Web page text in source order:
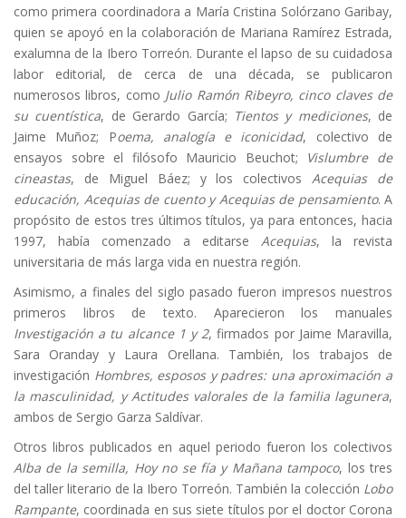
como primera coordinadora a María Cristina Solórzano Garibay,
quien se apoyó en la colaboración de Mariana Ramírez Estrada,
exalumna de la Ibero Torreón. Durante el lapso de su cuidadosa
labor editorial, de cerca de una década, se publicaron
numerosos libros, como Julio Ramón Ribeyro, cinco claves de
su cuentística, de Gerardo García; Tientos y mediciones, de
Jaime Muñoz; Poema, analogía e iconicidad, colectivo de
ensayos sobre el filósofo Mauricio Beuchot; Vislumbre de
cineastas, de Miguel Báez; y los colectivosAcequias de
educación, Acequias de cuento y Acequias de pensamiento. A
propósito de estos tres últimos títulos, ya para entonces, hacia
1997, había comenzado a editarse Acequias, la revista
universitaria de más larga vida en nuestra región.
Asimismo, a finales del siglo pasado fueron impresos nuestros
primeros libros de texto. Aparecieron los manuales
Investigación a tu alcance 1 y 2, firmados por Jaime Maravilla,
Sara Oranday y Laura Orellana. También, los trabajos de
investigación Hombres, esposos y padres: una aproximación a
la masculinidad, y Actitudes valorales de la familia lagunera,
ambos de Sergio Garza Saldívar.
Otros libros publicados en aquel periodo fueron los colectivos
Alba de la semilla, Hoy no se fía y Mañana tampoco, los tres
del taller literario de la Ibero Torreón. También la colección Lobo
Rampante, coordinada en sus siete títulos por el doctor Corona